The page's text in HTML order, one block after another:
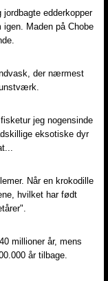
edderkopper
Maden på Chobe
der nærmest
jeg nogensinde
eksotiske dyr
Når en krokodille
hvilket har født
millioner år, mens
år tilbage.